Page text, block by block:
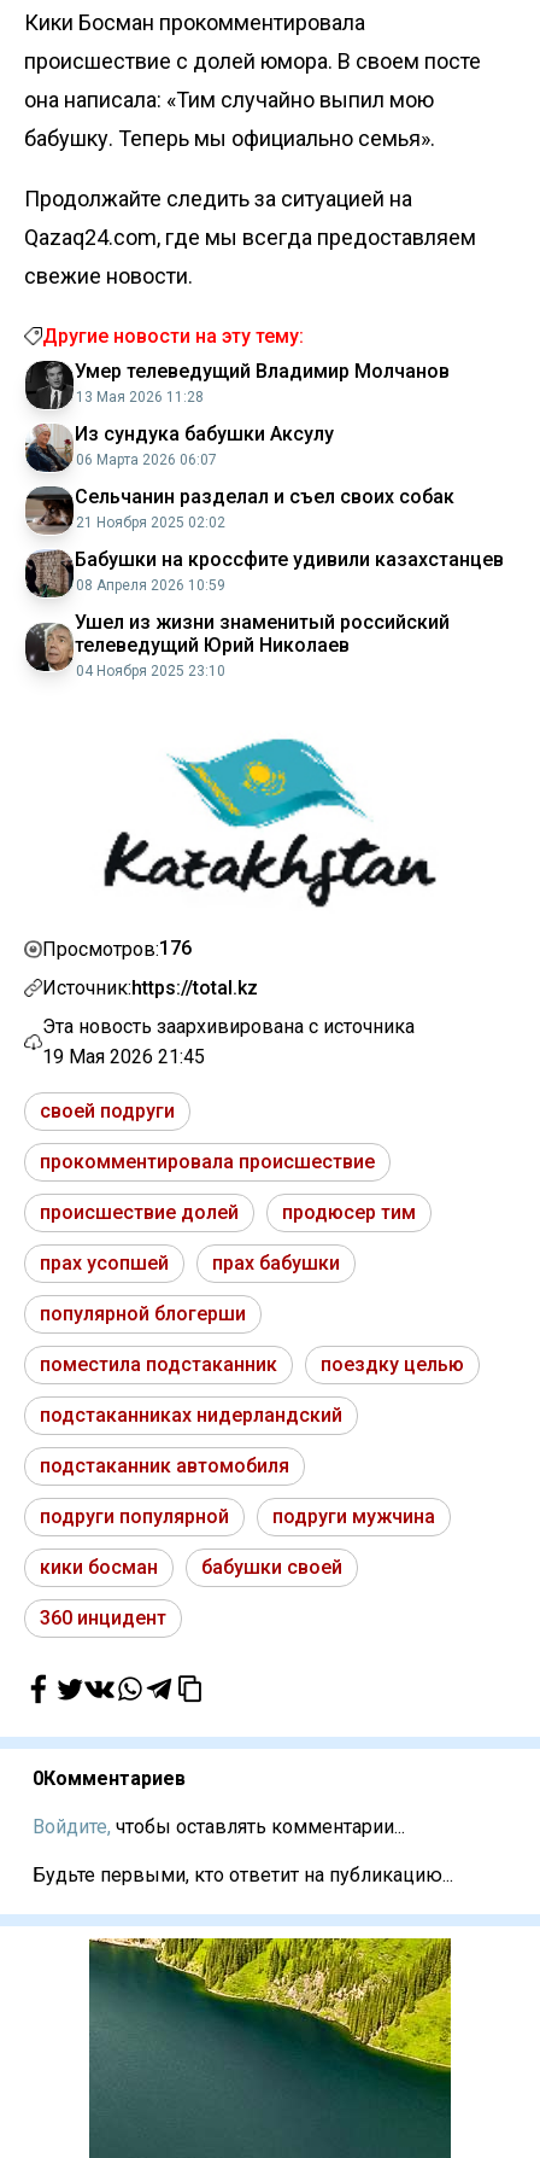
Кики Босман прокомментировала
происшествие с долей юмора. В своем посте
она написала: «Тим случайно выпил мою
бабушку. Теперь мы официально семья».
Продолжайте следить за ситуацией на
Qazaq24.com, где мы всегда предоставляем
свежие новости.
Другие новости на эту тему:
Умер телеведущий Владимир Молчанов
13 Мая 2026 11:28
Из сундука бабушки Аксулу
06 Марта 2026 06:07
Сельчанин разделал и съел своих собак
21 Ноября 2025 02:02
Бабушки на кроссфите удивили казахстанцев
08 Апреля 2026 10:59
Ушел из жизни знаменитый российский
телеведущий Юрий Николаев
04 Ноября 2025 23:10
Просмотров:176
Источник:https://total.kz
Эта новость заархивирована с источника
19 Мая 2026 21:45
своей подруги
прокомментировала происшествие
происшествие долей продюсер тим
прах усопшей прах бабушки
популярной блогерши
поместила подстаканник поездку целью
подстаканниках нидерландский
подстаканник автомобиля
подруги популярной подруги мужчина
кики босман бабушки своей
360 инцидент
0Комментариев
Войдите, чтобы оставлять комментарии...
Будьте первыми, кто ответит на публикацию...